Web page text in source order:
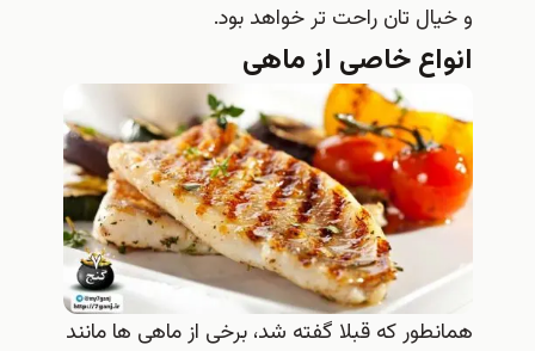
و خیال تان راحت تر خواهد بود.
انواع خاصی از ماهی
همانطور که قبلا گفته شد، برخی از ماهی ها مانند